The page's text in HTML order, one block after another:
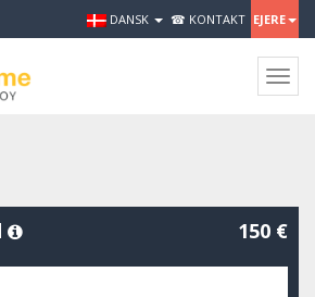
DANSK ☎ KONTAKT EJERE
150 €